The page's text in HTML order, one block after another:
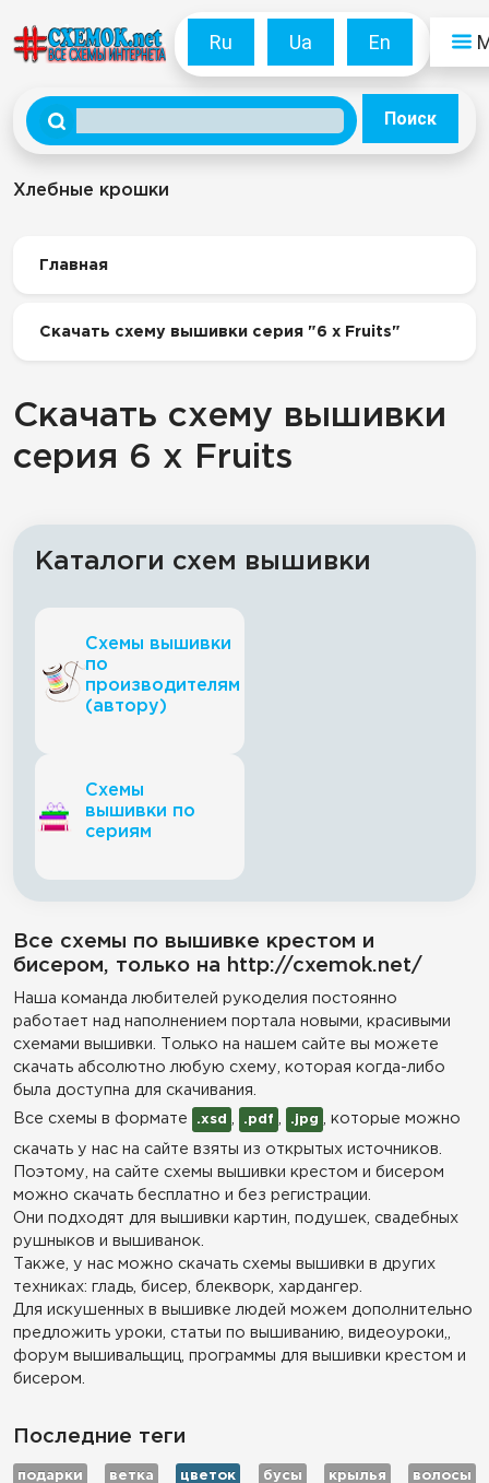
Ru Ua En
Поиск
Хлебные крошки
Главная
Скачать схему вышивки серия "6 x Fruits"
Скачать схему вышивки
серия 6 x Fruits
Каталоги схем вышивки
Схемы вышивки
по
производителям
(автору)
Схемы
вышивки по
сериям
Все схемы по вышивке крестом и
бисером, только на http://cxemok.net/
Наша команда любителей рукоделия постоянно
работает над наполнением портала новыми, красивыми
схемами вышивки. Только на нашем сайте вы можете
скачать абсолютно любую схему, которая когда-либо
была доступна для скачивания.
Все схемы в формате
.xsd .pdf .jpg , которые можно
скачать у нас на сайте взяты из открытых источников.
Поэтому, на сайте схемы вышивки крестом и бисером
можно скачать бесплатно и без регистрации.
Они подходят для вышивки картин, подушек, свадебных
рушныков и вышиванок.
Также, у нас можно скачать схемы вышивки в других
техниках: гладь, бисер, блекворк, хардангер.
Для искушенных в вышивке людей можем дополнительно
предложить уроки, статьи по вышиванию, видеоуроки,,
форум вышивальщиц, программы для вышивки крестом и
бисером.
Последние теги
подарки ветка цветок бусы крылья волосы